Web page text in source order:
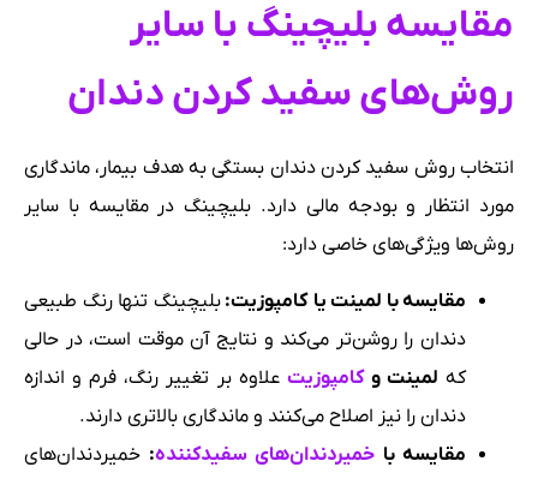
مقایسه بلیچینگ با سایر
روش‌های سفید کردن دندان
انتخاب روش سفید کردن دندان بستگی به هدف بیمار، ماندگاری
مورد انتظار و بودجه مالی دارد. بلیچینگ در مقایسه با سایر
روش‌ها ویژگی‌های خاصی دارد:
مقایسه با لمینت یا کامپوزیت:بلیچینگ تنها رنگ طبیعی
دندان را روشن‌تر می‌کند و نتایج آن موقت است، در حالی
که لمینت وکامپوزیت علاوه بر تغییر رنگ، فرم و اندازه
دندان را نیز اصلاح می‌کنند و ماندگاری بالاتری دارند.
مقایسه با خمیردندان‌های سفیدکننده: خمیردندان‌های